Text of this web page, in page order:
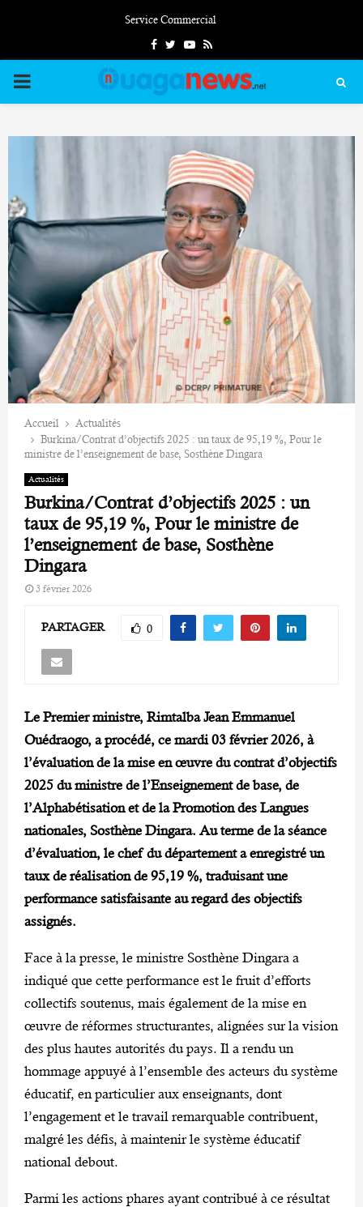
Service Commercial
FacebookTwitterYoutube
Rss
PRIMARY
Accueil
Actualités
‎Burkina/Contrat d’objectifs 2025 : un taux de 95,19 %, Pour le
ministre de l’enseignement de base, Sosthène Dingara
Actualités
‎Burkina/Contrat d’objectifs 2025 : un
taux de 95,19 %, Pour le ministre de
l’enseignement de base, Sosthène
Dingara
3 février 2026
PARTAGER 0
Le Premier ministre, Rimtalba Jean Emmanuel
Ouédraogo, a procédé, ce mardi 03 février 2026, à
l’évaluation de la mise en œuvre du contrat d’objectifs
2025 du ministre de l’Enseignement de base, de
l’Alphabétisation et de la Promotion des Langues
nationales, Sosthène Dingara. Au terme de la séance
d’évaluation, le chef du département a enregistré un
taux de réalisation de 95,19 %, traduisant une
performance satisfaisante au regard des objectifs
assignés.
‎Face à la presse, le ministre Sosthène Dingara a
indiqué que cette performance est le fruit d’efforts
collectifs soutenus, mais également de la mise en
œuvre de réformes structurantes, alignées sur la vision
des plus hautes autorités du pays. Il a rendu un
hommage appuyé à l’ensemble des acteurs du système
éducatif, en particulier aux enseignants, dont
l’engagement et le travail remarquable contribuent,
malgré les défis, à maintenir le système éducatif
national debout.
‎Parmi les actions phares ayant contribué à ce résultat